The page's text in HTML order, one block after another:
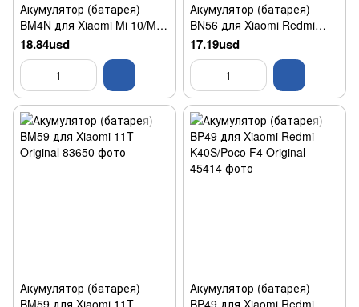
Акумулятор (батарея)
BM4N для Xiaomi Mi 10/Mi
10S Original
18.84usd
Акумулятор (батарея)
BN56 для Xiaomi Redmi
9A/Redmi 9C/Redmi A1
Original
17.19usd
Акумулятор (батарея)
BM59 для Xiaomi 11T
Акумулятор (батарея)
BP49 для Xiaomi Redmi